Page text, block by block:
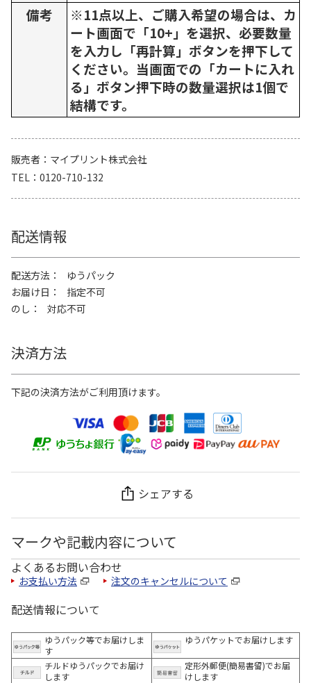
備考
※11点以上、ご購入希望の場合は、カ
ート画面で「10+」を選択、必要数量
を入力し「再計算」ボタンを押下して
ください。当画面での「カートに入れ
る」ボタン押下時の数量選択は1個で
結構です。
販売者
マイプリント株式会社
TEL
0120-710-132
配送情報
配送方法
ゆうパック
お届け日
指定不可
のし
対応不可
決済方法
下記の決済方法がご利用頂けます。
シェアする
マークや記載内容について
よくあるお問い合わせ
お支払い方法 注文のキャンセルについて
配送情報について
ゆうパック等でお届けしま
す
ゆうパケットでお届けします
チルドゆうパックでお届け
します
定形外郵便(簡易書留)でお届
けします